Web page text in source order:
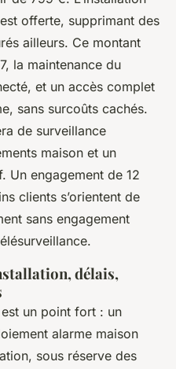
offerte, supprimant des
ailleurs. Ce montant
la maintenance du
et un accès complet
sans surcoûts cachés.
de surveillance
maison et un
Un engagement de 12
clients s’orientent de
sans engagement
délais,
est un point fort : un
alarme maison
sous réserve des